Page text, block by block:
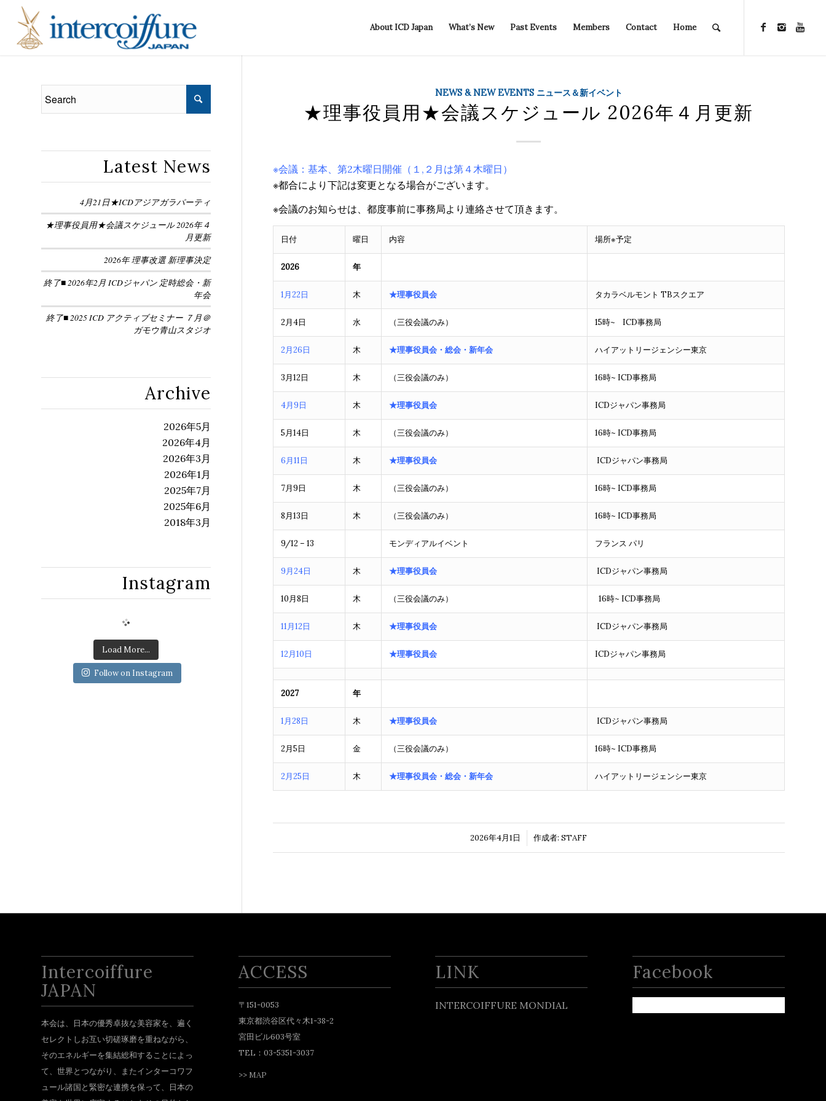
About ICD Japan What’s New Past Events Members Contact Home
NEWS & NEW EVENTS ニュース＆新イベント
★理事役員用★会議スケジュール 2026年４月更新
※会議：基本、第2木曜日開催（１,２月は第４木曜日）
※都合により下記は変更となる場合がございます。
※会議のお知らせは、都度事前に事務局より連絡させて頂きます。
日付 曜日 内容 場所※予定
2026 年
1月22日 木 ★理事役員会 タカラベルモント TBスクエア
2月4日 水 （三役会議のみ） 15時~ ICD事務局
2月26日 木 ★理事役員会・総会・新年会 ハイアットリージェンシー東京
3月12日 木 （三役会議のみ） 16時~ ICD事務局
4月9日 木 ★理事役員会 ICDジャパン事務局
5月14日 木 （三役会議のみ） 16時~ ICD事務局
6月11日 木 ★理事役員会 ICDジャパン事務局
7月9日 木 （三役会議のみ） 16時~ ICD事務局
8月13日 木 （三役会議のみ） 16時~ ICD事務局
9/12 – 13 モンディアルイベント フランス パリ
9月24日 木 ★理事役員会 ICDジャパン事務局
10月8日 木 （三役会議のみ） 16時~ ICD事務局
11月12日 木 ★理事役員会 ICDジャパン事務局
12月10日 ★理事役員会 ICDジャパン事務局
2027 年
1月28日 木 ★理事役員会 ICDジャパン事務局
2月5日 金 （三役会議のみ） 16時~ ICD事務局
2月25日 木 ★理事役員会・総会・新年会 ハイアットリージェンシー東京
2026年4月1日
/ 作成者:STAFF
Latest News
4月21日★ICDアジアガラパーティ
★理事役員用★会議スケジュール 2026年４
月更新
2026年 理事改選 新理事決定
終了■ 2026年2月 ICDジャパン 定時総会・新
年会
終了■ 2025 ICD アクティブセミナー ７月＠
ガモウ青山スタジオ
Archive
2026年5月
2026年4月
2026年3月
2026年1月
2025年7月
2025年6月
2018年3月
Instagram
Load More...
Follow on Instagram
Intercoiffure
JAPAN
本会は、日本の優秀卓抜な美容家を、遍く
セレクトしお互い切磋琢磨を重ねながら、
そのエネルギーを集結総和することによっ
て、世界とつながり、またインターコワフ
ュール諸国と緊密な連携を保って、日本の
ACCESS
〒151-0053
東京都渋谷区代々木1-38-2
宮田ビル603号室
TEL：03-5351-3037
>> MAP
LINK
INTERCOIFFURE MONDIAL
Facebook